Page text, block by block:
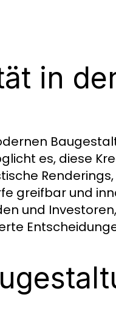
in
es, diese
greifbar und
und